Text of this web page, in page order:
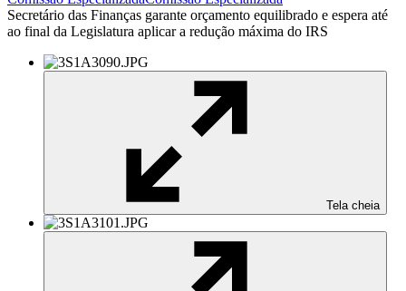
Secretário das Finanças garante orçamento equilibrado e espera até
ao final da Legislatura aplicar a redução máxima do IRS
Tela cheia